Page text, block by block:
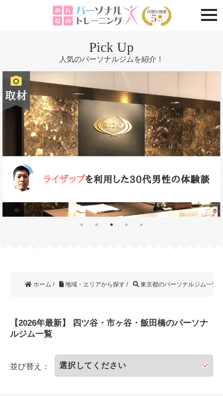
Pick Up
人気のパーソナルジムを紹介！
ホーム / 地域・エリアから探す / 東京都のパーソナルジム一覧
【2026年最新】 四ツ谷・市ヶ谷・飯田橋のパーソナ
ルジム一覧
並び替え：